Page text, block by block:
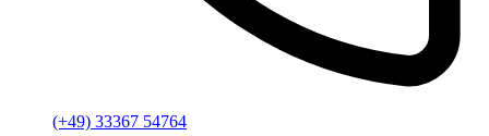
(+49) 33367 54764